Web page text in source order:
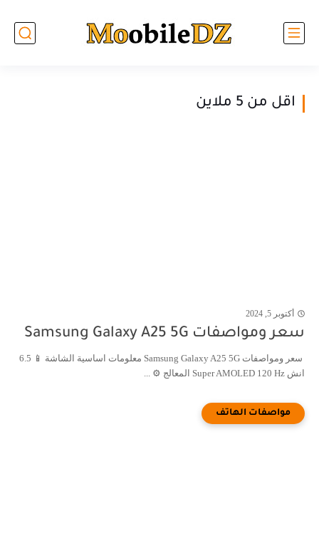
اقل من 5 ملاين
أكتوبر 5, 2024
سعر ومواصفات Samsung Galaxy A25 5G
سعر ومواصفات Samsung Galaxy A25 5G معلومات اساسية الشاشة 📱 6.5
انش Super AMOLED 120 Hz المعالج ⚙️ ...